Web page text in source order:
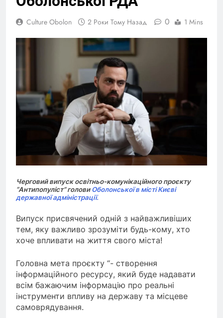
Culture Obolon 2 Роки Тому Назад 0 1 Mins
Черговий випуск освітньо-комунікаційного проєкту
“Антипопуліст” головиОболонської в місті Києві
державної адміністрації.
Випуск присвячений одній з найважливіших
тем, яку важливо зрозуміти будь-кому, хто
хоче впливати на життя свого міста!
Головна мета проєкту “- створення
інформаційного ресурсу, який буде надавати
всім бажаючим інформацію про реальні
інструменти впливу на державу та місцеве
самоврядування.